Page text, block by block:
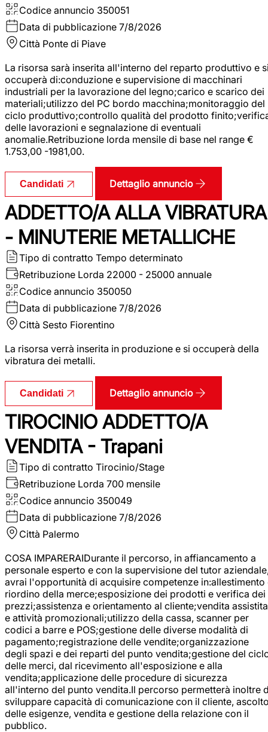
Codice annuncio 350051
Data di pubblicazione 7/8/2026
Città Ponte di Piave
La risorsa sarà inserita all'interno del reparto produttivo e
occuperà di:conduzione e supervisione di macchinari
industriali per la lavorazione del legno;carico e scarico dei
materiali;utilizzo del PC bordo macchina;monitoraggio del
ciclo produttivo;controllo qualità del prodotto
delle lavorazioni e segnalazione di eventuali
anomalie.Retribuzione lorda mensile di base nel range €
1.753,00 -1981,00.
Candidati Dettaglio annuncio
ADDETTO/A ALLA VIBRATURA
- MINUTERIE METALLICHE
Tipo di contratto Tempo determinato
Retribuzione Lorda 22000 - 25000 annuale
Codice annuncio 350050
Data di pubblicazione 7/8/2026
Città Sesto Fiorentino
La risorsa verrà inserita in produzione e si occuperà della
vibratura dei metalli.
Candidati Dettaglio annuncio
TIROCINIO ADDETTO/A
VENDITA - Trapani
Tipo di contratto Tirocinio/Stage
Retribuzione Lorda 700 mensile
Codice annuncio 350049
Data di pubblicazione 7/8/2026
Città Palermo
COSA IMPARERAIDurante il percorso, in affiancamento a
personale esperto e con la supervisione del tutor
avrai l'opportunità di acquisire competenze in:allestimento
riordino della merce;esposizione dei prodotti e verifica dei
prezzi;assistenza e orientamento al cliente;vendita assistita
e attività promozionali;utilizzo della cassa, scanner per
codici a barre e POS;gestione delle diverse modalità di
pagamento;registrazione delle vendite;organizzazione
degli spazi e dei reparti del punto vendita;gestione del
delle merci, dal ricevimento all'esposizione e alla
vendita;applicazione delle procedure di sicurezza
all'interno del punto vendita.Il percorso permetterà inoltre
sviluppare capacità di comunicazione con il cliente,
delle esigenze, vendita e gestione della relazione con il
pubblico.